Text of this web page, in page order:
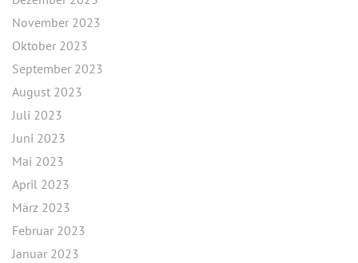
November 2023
Oktober 2023
September 2023
August 2023
Juli 2023
Juni 2023
Mai 2023
April 2023
März 2023
Februar 2023
Januar 2023